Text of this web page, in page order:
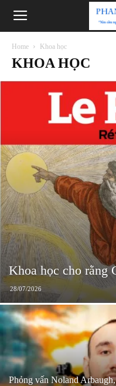
Phanxicô
Home Khoa học
KHOA HỌC
Khoa học cho rằng
28/07/2026
Phỏng vấn Noland